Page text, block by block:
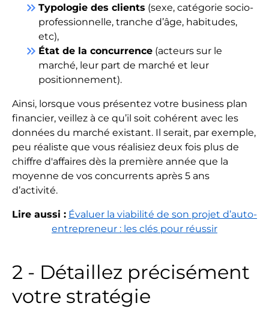
keyboard_double_arrow_right Typologie des clients (sexe, catégorie socio-
professionnelle, tranche d’âge, habitudes,
etc),
keyboard_double_arrow_right État de la concurrence (acteurs sur le
marché, leur part de marché et leur
positionnement).
Ainsi, lorsque vous présentez votre business plan
financier, veillez à ce qu’il soit cohérent avec les
données du marché existant. Il serait, par exemple,
peu réaliste que vous réalisiez deux fois plus de
chiffre d'affaires dès la première année que la
moyenne de vos concurrents après 5 ans
d’activité.
Lire aussi : Évaluer la viabilité de son projet d’auto-
entrepreneur : les clés pour réussir
2 - Détaillez précisément
votre stratégie